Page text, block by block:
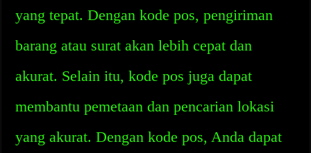
yang tepat. Dengan kode pos, pengiriman
barang atau surat akan lebih cepat dan
akurat. Selain itu, kode pos juga dapat
membantu pemetaan dan pencarian lokasi
yang akurat. Dengan kode pos, Anda dapat